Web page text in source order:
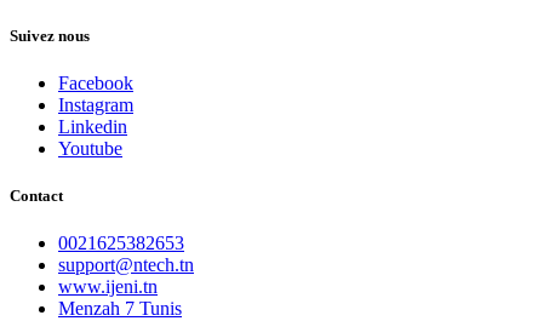
Suivez nous
Facebook
Instagram
Linkedin
Youtube
Contact
0021625382653
support@ntech.tn
www.ijeni.tn
Menzah 7 Tunis